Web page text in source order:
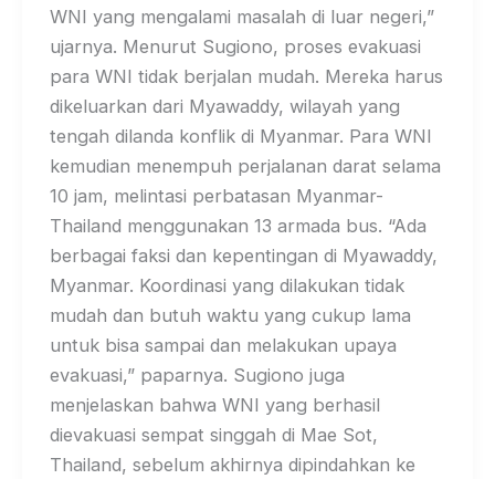
WNI yang mengalami masalah di luar negeri,”
ujarnya. Menurut Sugiono, proses evakuasi
para WNI tidak berjalan mudah. Mereka harus
dikeluarkan dari Myawaddy, wilayah yang
tengah dilanda konflik di Myanmar. Para WNI
kemudian menempuh perjalanan darat selama
10 jam, melintasi perbatasan Myanmar-
Thailand menggunakan 13 armada bus. “Ada
berbagai faksi dan kepentingan di Myawaddy,
Myanmar. Koordinasi yang dilakukan tidak
mudah dan butuh waktu yang cukup lama
untuk bisa sampai dan melakukan upaya
evakuasi,” paparnya. Sugiono juga
menjelaskan bahwa WNI yang berhasil
dievakuasi sempat singgah di Mae Sot,
Thailand, sebelum akhirnya dipindahkan ke